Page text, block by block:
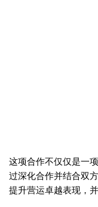
这项合作不仅仅是一
过深化合作并结合双
提升营运卓越表现，